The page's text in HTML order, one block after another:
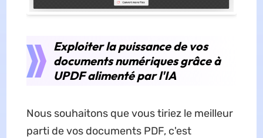
Exploiter la puissance de vos
documents numériques grâce à
UPDF alimenté par l'IA
Nous souhaitons que vous tiriez le meilleur
parti de vos documents PDF, c'est